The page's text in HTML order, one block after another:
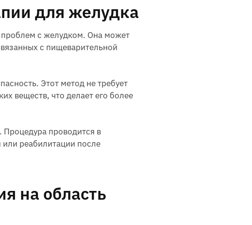
для желудка
проблем с желудком. Она может
с пищеварительной
Этот метод не требует
веществ, что делает его более
Процедура проводится в
или реабилитации после
на область